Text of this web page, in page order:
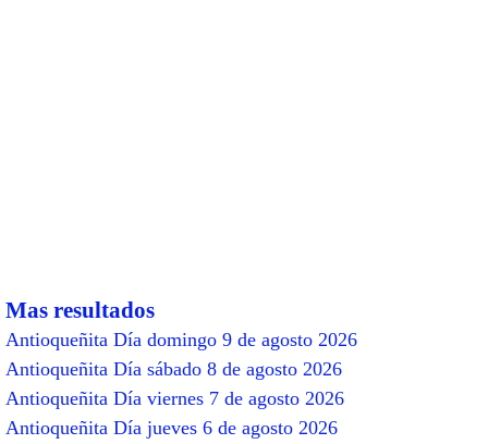
Mas resultados
Antioqueñita Día domingo 9 de agosto 2026
Antioqueñita Día sábado 8 de agosto 2026
Antioqueñita Día viernes 7 de agosto 2026
Antioqueñita Día jueves 6 de agosto 2026